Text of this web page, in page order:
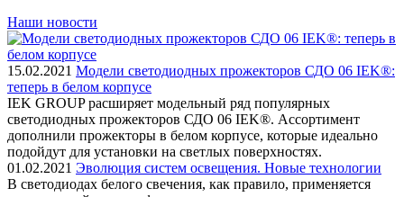
Наши новости
15.02.2021 Модели светодиодных прожекторов СДО 06 IEK®:
теперь в белом корпусе
IEK GROUP расширяет модельный ряд популярных
светодиодных прожекторов СДО 06 IEK®. Ассортимент
дополнили прожекторы в белом корпусе, которые идеально
подойдут для установки на светлых поверхностях.
01.02.2021 Эволюция систем освещения. Новые технологии
В светодиодах белого свечения, как правило, применяется